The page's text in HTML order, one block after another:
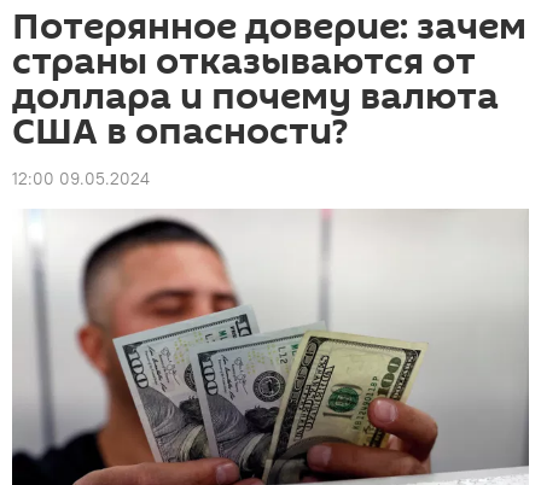
Потерянное доверие: зачем
страны отказываются от
доллара и почему валюта
США в опасности?
12:00 09.05.2024